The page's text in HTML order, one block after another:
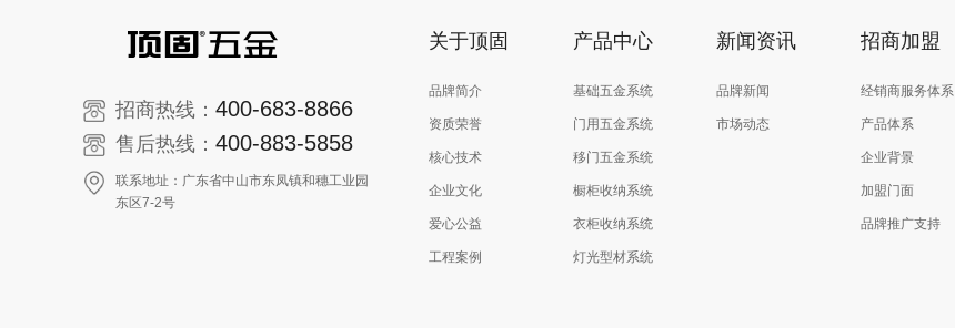
招商热线： 400-683-8866
售后热线： 400-883-5858
联系地址：广东省中山市东凤镇和穗工业园
东区7-2号
关于顶固
品牌简介
资质荣誉
核心技术
企业文化
爱心公益
工程案例
产品中心
基础五金系统
门用五金系统
移门五金系统
橱柜收纳系统
衣柜收纳系统
灯光型材系统
新闻资讯
品牌新闻
市场动态
招商加盟
经销商服务体系
产品体系
企业背景
加盟门面
品牌推广支持